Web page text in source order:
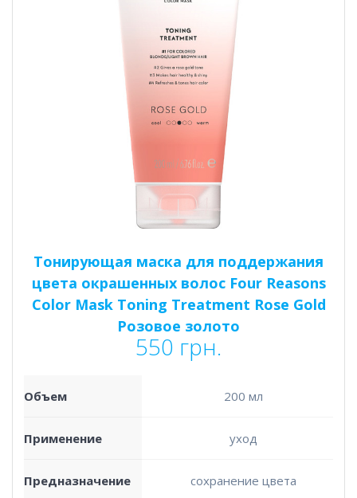
Тонирующая маска для поддержания
цвета окрашенных волос Four Reasons
Color Mask Toning Treatment Rose Gold
Розовое золото
550 грн.
Объем 200 мл
Применение уход
Предназначение сохранение цвета